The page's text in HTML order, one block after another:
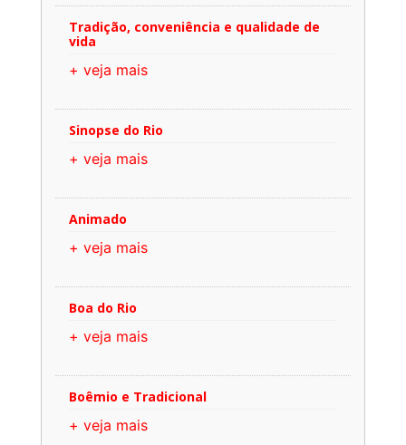
Tradição, conveniência e qualidade de
vida
+ veja mais
Sinopse do Rio
+ veja mais
Animado
+ veja mais
Boa do Rio
+ veja mais
Boêmio e Tradicional
+ veja mais